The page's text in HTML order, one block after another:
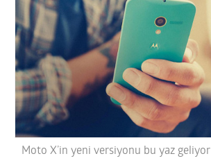
Moto X’in yeni versiyonu bu yaz geliyor